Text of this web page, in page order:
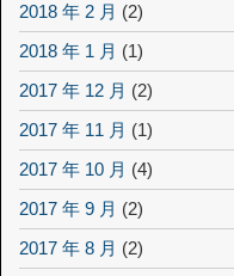
2018 年 2 月 (2)
2018 年 1 月 (1)
2017 年 12 月 (2)
2017 年 11 月 (1)
2017 年 10 月 (4)
2017 年 9 月 (2)
2017 年 8 月 (2)